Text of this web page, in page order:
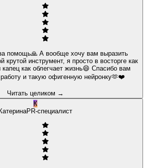
хочу вам выразить
крутой инструмент, я просто в восторге как
как облегчает жизнь😄 Спасибо вам
и такую офигенную нейронку🫶❤️
Читать целиком →
К
КатеринаPR-специалист